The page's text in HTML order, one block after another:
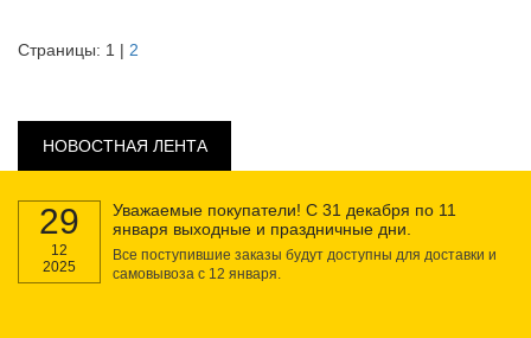
Страницы: 1 | 2
НОВОСТНАЯ ЛЕНТА
29
12
2025
Уважаемые покупатели! С 31 декабря по 11
января выходные и праздничные дни.
Все поступившие заказы будут доступны для доставки и
самовывоза с 12 января.